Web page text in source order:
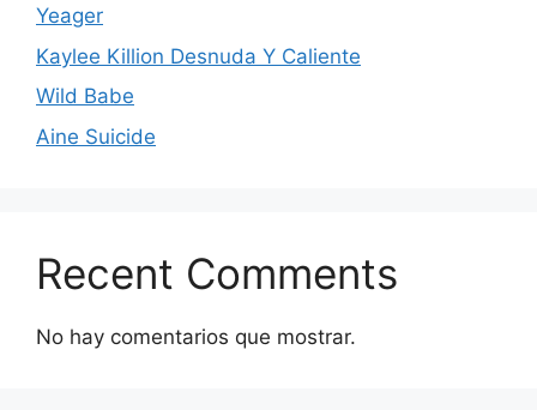
Yeager
Kaylee Killion Desnuda Y Caliente
Wild Babe
Aine Suicide
Recent Comments
No hay comentarios que mostrar.